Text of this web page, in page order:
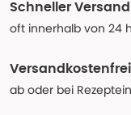
Schneller Versand
oft innerhalb von 24 h
Versandkostenfrei
ab oder bei